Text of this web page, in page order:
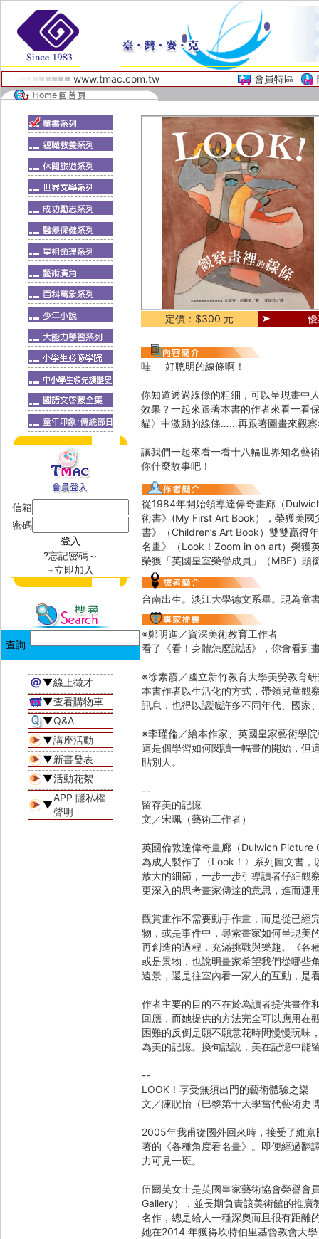
www.tmac.com.tw 會員特區
信箱
密碼
?忘記密碼～
+立即加入
▼線上徵才
▼查看購物車
▼Q&A
▼講座活動
▼新書發表
▼活動花絮
▼
APP 隱私權
聲明
定價：$300 元
哇──好聰明的線條啊！
你知道透過線條的粗細，可以呈現畫中
效果？一起來跟著本書的作者來看一看
貓〉中激動的線條……再跟著圖畫來觀
讓我們一起來看一看十八幅世界知名藝
你什麼故事吧！
從1984年開始領導達偉奇畫廊（
術書》(My First Art Book），榮獲美
書》（Children’s Art Book）雙雙贏得
名畫》（Look！Zoom in on art）榮獲
榮獲「英國皇室榮譽成員」（MBE）頭
台南出生。淡江大學德文系畢。現為童
※鄭明進／資深美術教育工作者
看了《看！身體怎麼說話》，你會看到
※徐素霞／國立新竹教育大學美勞教育
本書作者以生活化的方式，帶領兒童觀
訊息，也得以認識許多不同年代、國家
※李瑾倫／繪本作家、英國皇家藝術學
這是個學習如何閱讀一幅畫的開始，但
貼別人。
--
留存美的記憶
文／宋珮（藝術工作者）
英國倫敦達偉奇畫廊（Dulwich Picture
為成人製作了〈Look！〉系列圖文書
放大的細節，一步一步引導讀者仔細觀
更深入的思考畫家傳達的意思，進而運
觀賞畫作不需要動手作畫，而是從已經
物，或是事件中，尋索畫家如何呈現美
再創造的過程，充滿挑戰與樂趣。《各
或是景物，也說明畫家希望我們從哪些
遠景，還是往室內看一家人的互動，
作者主要的目的不在於為讀者提供畫作
回應，而她提供的方法完全可以應用在
困難的反倒是願不願意花時間慢慢玩味
為美的記憶。換句話說，美在記憶中能
--
LOOK！享受無須出門的藝術體驗之樂
文／陳貺怡（巴黎第十大學當代藝術史
2005年我甫從國外回來時，接受了維
著的《各種角度看名畫》。即便經過翻
力可見一斑。
伍爾芙女士是英國皇家藝術協會榮譽會
Gallery），並長期負責該美術館的推
名作，總是給人一種深奧而且很有距離
她在2014 年獲得坎特伯里基督教會大